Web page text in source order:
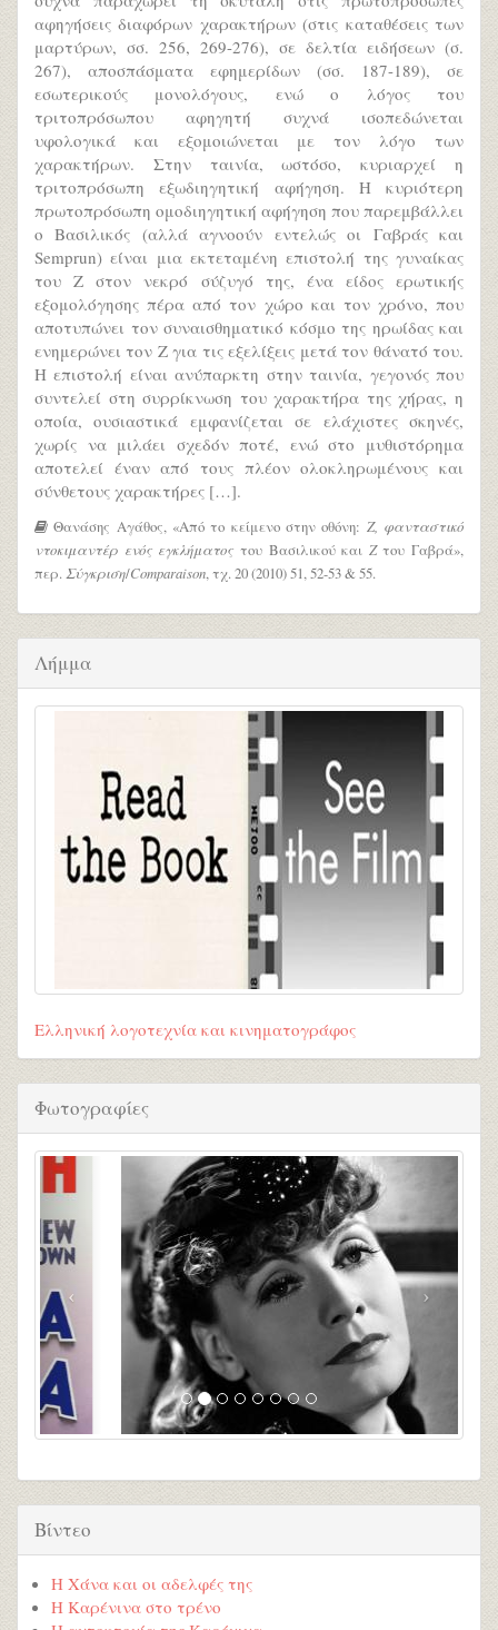
αφηγήσεις διαφόρων χαρακτήρων (στις καταθέσεις των
μαρτύρων, σσ. 256, 269-276), σε δελτία ειδήσεων (σ.
267), αποσπάσματα εφημερίδων (σσ. 187-189), σε
εσωτερικούς μονολόγους, ενώ ο λόγος του
τριτοπρόσωπου αφηγητή συχνά ισοπεδώνεται
υφολογικά και εξομοιώνεται με τον λόγο των
χαρακτήρων. Στην ταινία, ωστόσο, κυριαρχεί η
τριτοπρόσωπη εξωδιηγητική αφήγηση. Η κυριότερη
πρωτοπρόσωπη ομοδιηγητική αφήγηση που παρεμβάλλει
ο Βασιλικός (αλλά αγνοούν εντελώς οι Γαβράς και
Semprun) είναι μια εκτεταμένη επιστολή της γυναίκας
του Ζ στον νεκρό σύζυγό της, ένα είδος ερωτικής
εξομολόγησης πέρα από τον χώρο και τον χρόνο, που
αποτυπώνει τον συναισθηματικό κόσμο της ηρωίδας και
ενημερώνει τον Ζ για τις εξελίξεις μετά τον θάνατό του.
Η επιστολή είναι ανύπαρκτη στην ταινία, γεγονός που
συντελεί στη συρρίκνωση του χαρακτήρα της χήρας, η
οποία, ουσιαστικά εμφανίζεται σε ελάχιστες σκηνές,
χωρίς να μιλάει σχεδόν ποτέ, ενώ στο μυθιστόρημα
αποτελεί έναν από τους πλέον ολοκληρωμένους και
σύνθετους χαρακτήρες […].
Θανάσης Αγάθος, «Από το κείμενο στην οθόνη: Ζ, φανταστικό
ντοκιμαντέρ ενός εγκλήματος του Βασιλικού και Ζτου Γαβρά»,
περ. Σύγκριση/Comparaison, τχ. 20 (2010) 51, 52-53 & 55.
Λήμμα
Ελληνική λογοτεχνία και κινηματογράφος
Φωτογραφίες
Βίντεο
Η Χάνα και οι αδελφές της
Η Καρένινα στο τρένο